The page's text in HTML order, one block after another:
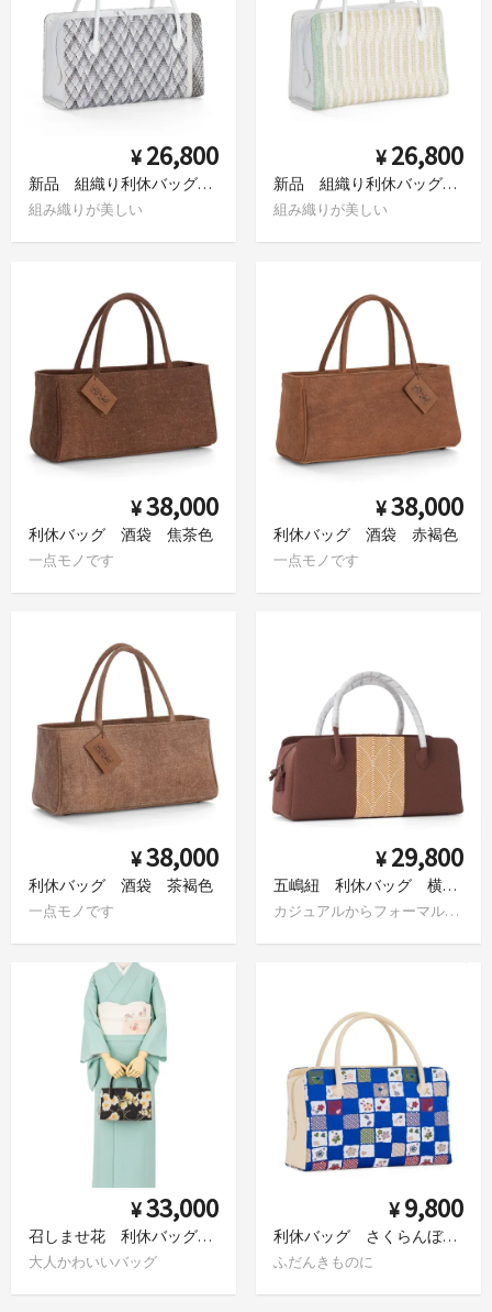
¥ 26,800
新品 組織り利休バッグ 斜め格子 黒 灰青
組み織りが美しい
¥ 26,800
新品 組織り利休バッグ グラデーションカラー緑と黄色
組み織りが美しい
¥38,000
利休バッグ 酒袋 焦茶色
一点モノです
¥38,000
利休バッグ 酒袋 赤褐色
一点モノです
¥38,000
利休バッグ 酒袋 茶褐色
一点モノです
¥ 29,800
五嶋紐 利休バッグ 横長 茶
カジュアルからフォーマルまで
¥33,000
召しませ花 利休バッグ 花葵
大人かわいいバッグ
¥ 9,800
利休バッグ さくらんぼと花
ふだんきものに